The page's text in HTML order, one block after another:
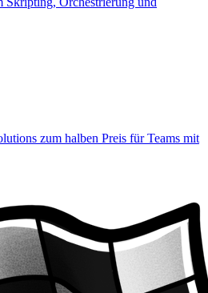
zum halben Preis für Teams mit